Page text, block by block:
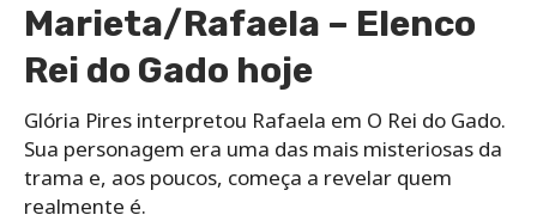
Marieta/Rafaela – Elenco
Rei do Gado hoje
Glória Pires interpretou Rafaela em O Rei do Gado.
Sua personagem era uma das mais misteriosas da
trama e, aos poucos, começa a revelar quem
realmente é.